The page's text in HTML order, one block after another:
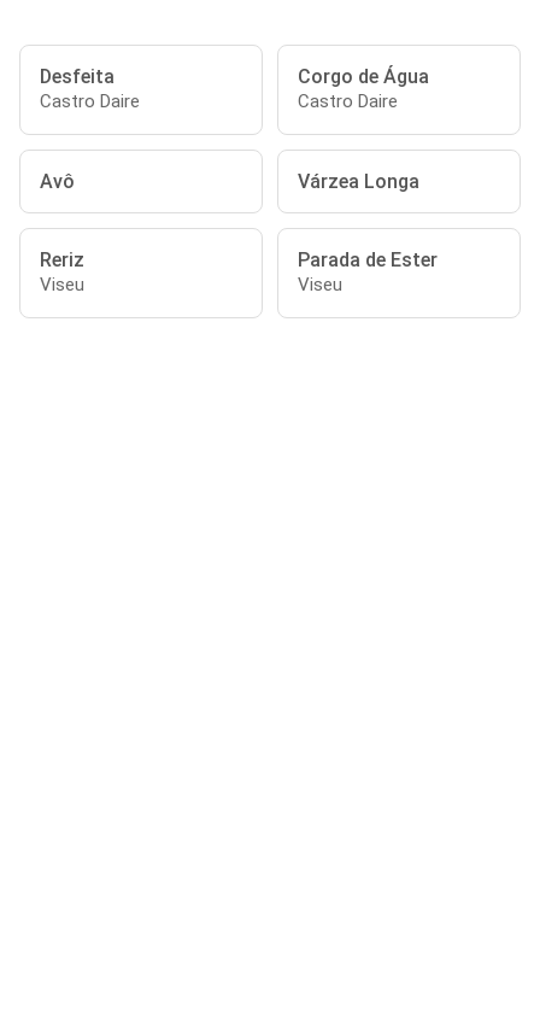
Desfeita
Castro Daire
Corgo de Água
Castro Daire
Avô Várzea Longa
Reriz
Viseu
Parada de Ester
Viseu